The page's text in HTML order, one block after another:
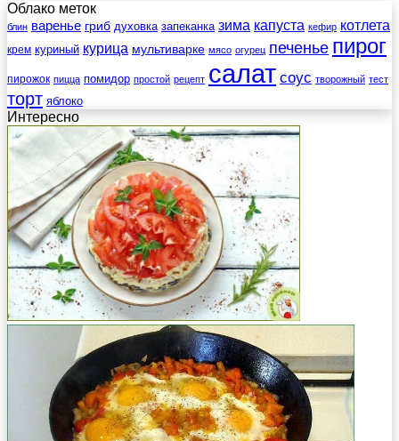
Облако меток
блин варенье гриб духовка запеканка зима капуста кефир котлета
крем куриный курица мультиварке мясо огурец печенье пирог
пирожок пицца помидор простой рецепт салат соус творожный тест
торт яблоко
Интересно